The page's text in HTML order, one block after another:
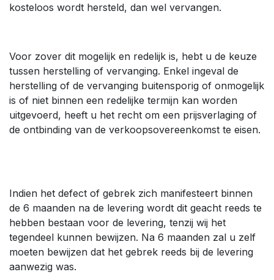
kosteloos wordt hersteld, dan wel vervangen.
Voor zover dit mogelijk en redelijk is, hebt u de keuze
tussen herstelling of vervanging. Enkel ingeval de
herstelling of de vervanging buitensporig of onmogelijk
is of niet binnen een redelijke termijn kan worden
uitgevoerd, heeft u het recht om een prijsverlaging of
de ontbinding van de verkoopsovereenkomst te eisen.
Indien het defect of gebrek zich manifesteert binnen
de 6 maanden na de levering wordt dit geacht reeds te
hebben bestaan voor de levering, tenzij wij het
tegendeel kunnen bewijzen. Na 6 maanden zal u zelf
moeten bewijzen dat het gebrek reeds bij de levering
aanwezig was.